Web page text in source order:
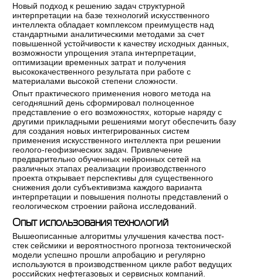
Новый подход к решению задач структурной
интерпретации на базе технологий искусственного
интеллекта обладает комплексом преимуществ над
стандартными аналитическими методами за счет
повышенной устойчивости к качеству исходных данных,
возможности упрощения этапа интерпретации,
оптимизации временных затрат и получения
высококачественного результата при работе с
материалами высокой степени сложности.
Опыт практического применения нового метода на
сегодняшний день сформировал полноценное
представление о его возможностях, которые наряду с
другими прикладными решениями могут обеспечить базу
для создания новых интегрированных систем
применения искусственного интеллекта при решении
геолого-геофизических задач. Привлечение
предварительно обученных нейронных сетей на
различных этапах реализации производственного
проекта открывает перспективы для существенного
снижения доли субъективизма каждого варианта
интерпретации и повышения полноты представлений о
геологическом строении района исследований.
Опыт использования технологий
Вышеописанные алгоритмы улучшения качества пост-
стек сейсмики и вероятностного прогноза тектонической
модели успешно прошли апробацию и регулярно
используются в производственном цикле работ ведущих
российских нефтегазовых и сервисных компаний.